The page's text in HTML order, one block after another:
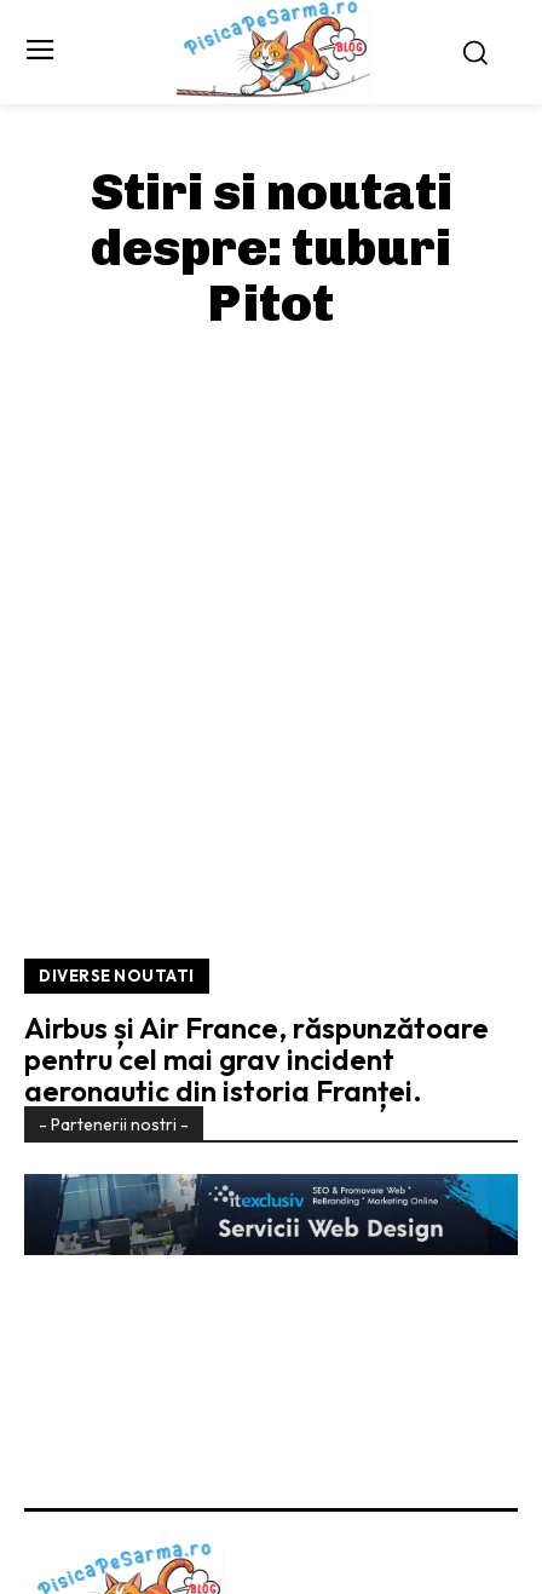
Stiri si noutati
despre: tuburi
Pitot
DIVERSE NOUTATI
Airbus și Air France, răspunzătoare
pentru cel mai grav incident
aeronautic din istoria Franței.
- Partenerii nostri -